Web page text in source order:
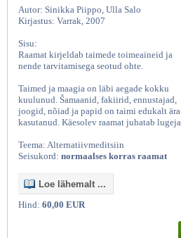
Autor: Sinikka Piippo, Ulla Salo
Kirjastus: Varrak, 2007
Sisu:
Raamat kirjeldab taimede toimeaineid ja
nende tarvitamisega seotud ohte.
Taimed ja maagia on läbi aegade kokku
kuulunud. Šamaanid, fakiirid, ennustajad,
joogid, nõiad ja papid on taimi edukalt ära
kasutanud. Käesolev raamat juhatab lugeja
Teema: Alternatiivmeditsiin
Seisukord: normaalses korras raamat
Loe lähemalt ...
Hind: 60,00 EUR